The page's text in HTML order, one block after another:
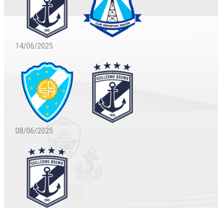
14/06/2025
08/06/2025